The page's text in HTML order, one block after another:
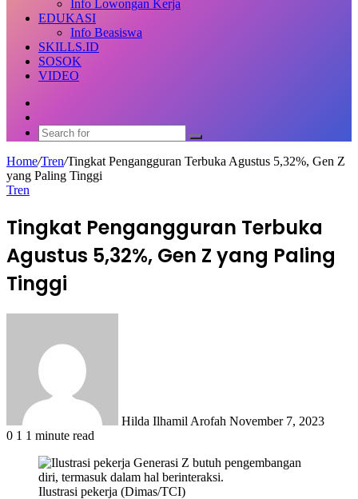
Info Lowongan Kerja
EDUKASI
Info Beasiswa
SKILLS.ID
SOSOK
VIDEO
skin
Search
for
Home/Tren/Tingkat Pengangguran Terbuka Agustus 5,32%, Gen Z
yang Paling Tinggi
Tren
Tingkat Pengangguran Terbuka
Agustus 5,32%, Gen Z yang Paling
Tinggi
Hilda Ilhamil Arofah November 7, 2023
0 1 1 minute read
Ilustrasi pekerja (Dimas/TCI)